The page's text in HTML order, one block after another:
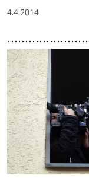
4.4.2014